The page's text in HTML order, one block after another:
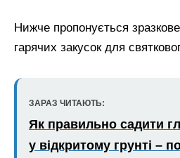
Нижче пропонується
гарячих закусок для
ЗАРАЗ ЧИТАЮТЬ:
Як правильно садити
у відкритому грунті –